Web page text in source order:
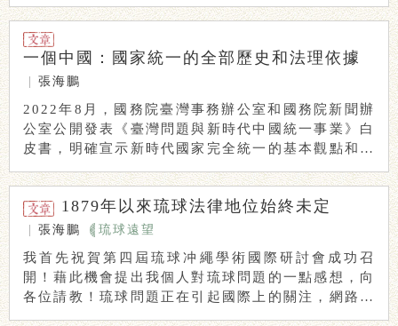
一個中國：國家統一的全部歷史和法理依據
| 張海鵬
2022年8月，國務院臺灣事務辦公室和國務院新聞辦
公室公開發表《臺灣問題與新時代中國統一事業》白
皮書，明確宣示新時代國家完全統一的基本觀點和主
1879年以來琉球法律地位始終未定
| 張海鵬 琉球遠望
我首先祝賀第四屆琉球冲繩學術國際研討會成功召
開！藉此機會提出我個人對琉球問題的一點感想，向
各位請教！琉球問題正在引起國際上的關注，網路媒